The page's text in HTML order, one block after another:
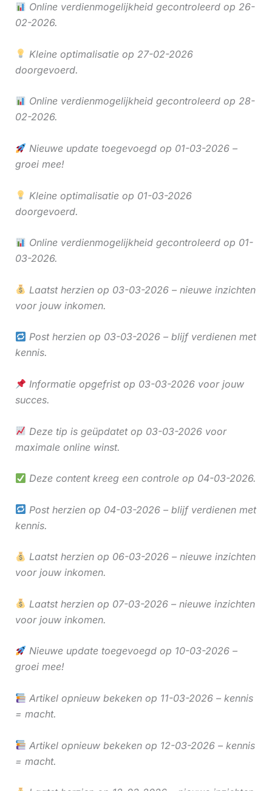
Online verdienmogelijkheid gecontroleerd op 26-
02-2026.
Kleine optimalisatie op 27-02-2026
doorgevoerd.
Online verdienmogelijkheid gecontroleerd op 28-
02-2026.
Nieuwe update toegevoegd op 01-03-2026 –
groei mee!
Kleine optimalisatie op 01-03-2026
doorgevoerd.
Online verdienmogelijkheid gecontroleerd op 01-
03-2026.
Laatst herzien op 03-03-2026 – nieuwe inzichten
voor jouw inkomen.
Post herzien op 03-03-2026 – blijf verdienen met
kennis.
Informatie opgefrist op 03-03-2026 voor jouw
succes.
Deze tip is geüpdatet op 03-03-2026 voor
maximale online winst.
Deze content kreeg een controle op 04-03-2026.
Post herzien op 04-03-2026 – blijf verdienen met
kennis.
Laatst herzien op 06-03-2026 – nieuwe inzichten
voor jouw inkomen.
Laatst herzien op 07-03-2026 – nieuwe inzichten
voor jouw inkomen.
Nieuwe update toegevoegd op 10-03-2026 –
groei mee!
Artikel opnieuw bekeken op 11-03-2026 – kennis
= macht.
Artikel opnieuw bekeken op 12-03-2026 – kennis
= macht.